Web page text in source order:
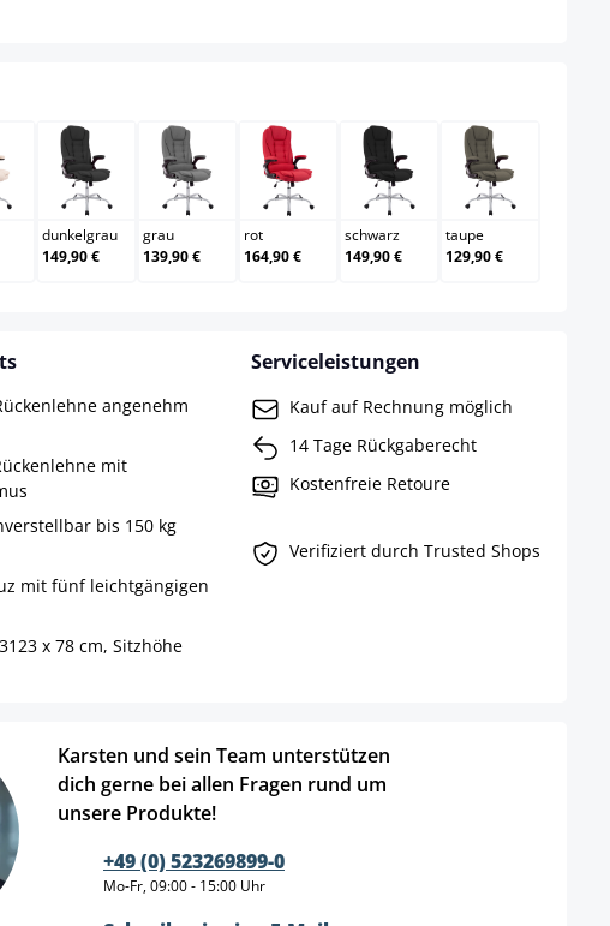
dunkelgrau
dunkelgrau
149,90 €
grau
grau
139,90 €
rot
rot
164,90 €
schwarz
schwarz
149,90 €
taupe
taupe
129,90 €
angenehm
mit
bis 150 kg
mit fünf leichtgängigen
x 78 cm, Sitzhöhe
Serviceleistungen
Kauf auf Rechnung möglich
14 Tage Rückgaberecht
Kostenfreie Retoure
Verifiziert durch Trusted Shops
Karsten und sein Team unterstützen
dich gerne bei allen Fragen rund um
unsere Produkte!
+49 (0) 523269899-0
Mo-Fr, 09:00 - 15:00 Uhr